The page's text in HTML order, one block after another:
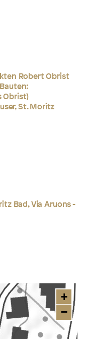
Robert Obrist
Obrist)
St. Moritz
Bad, Via Aruons -
+
−